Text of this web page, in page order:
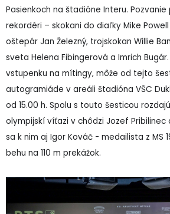
Pasienkoch na štadióne Interu.
rekordéri – skokani do diaľky Mike
oštepár Jan Železný, trojskokan Willie
sveta Helena Fibingerová a Imrich
vstupenku na mítingy, môže od tejto
autogramiáde v areáli štadióna VŠC
od 15.00 h. Spolu s touto šesticou
olympijskí víťazi v chôdzi Jozef Pribilinec
sa k nim aj Igor Kováč - medailista z MS
behu na 110 m prekážok.